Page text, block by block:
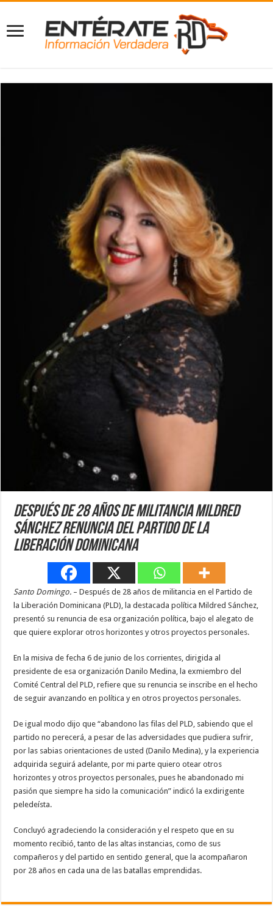
Después de 28 años de militancia Mildred
Sánchez renuncia del Partido de la
Liberación Dominicana
Santo Domingo. – Después de 28 años de militancia en el Partido de
la Liberación Dominicana (PLD), la destacada política Mildred Sánchez,
presentó su renuncia de esa organización política, bajo el alegato de
que quiere explorar otros horizontes y otros proyectos personales.
En la misiva de fecha 6 de junio de los corrientes, dirigida al
presidente de esa organización Danilo Medina, la exmiembro del
Comité Central del PLD, refiere que su renuncia se inscribe en el hecho
de seguir avanzando en política y en otros proyectos personales.
De igual modo dijo que “abandono las filas del PLD, sabiendo que el
partido no perecerá, a pesar de las adversidades que pudiera sufrir,
por las sabias orientaciones de usted (Danilo Medina), y la experiencia
adquirida seguirá adelante, por mi parte quiero otear otros
horizontes y otros proyectos personales, pues he abandonado mi
pasión que siempre ha sido la comunicación” indicó la exdirigente
peledeísta.
Concluyó agradeciendo la consideración y el respeto que en su
momento recibió, tanto de las altas instancias, como de sus
compañeros y del partido en sentido general, que la acompañaron
por 28 años en cada una de las batallas emprendidas.